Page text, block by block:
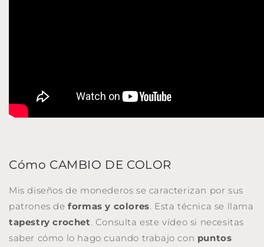
Cómo CAMBIO DE COLOR
Mis diseños de monederos se caracterizan por sus
patrones deformas y colores . Esta técnica se llama
tapestry crochet . Consulta este vídeo si necesitas
saber cómo lo hago cuando trabajo con puntos